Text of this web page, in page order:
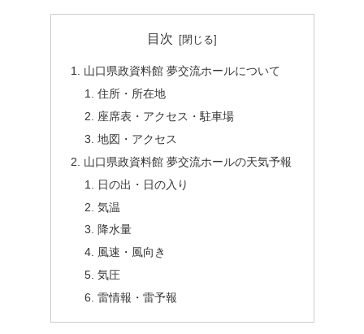
目次
山口県政資料館 夢交流ホールについて
住所・所在地
座席表・アクセス・駐車場
地図・アクセス
山口県政資料館 夢交流ホールの天気予報
日の出・日の入り
気温
降水量
風速・風向き
気圧
雷情報・雷予報